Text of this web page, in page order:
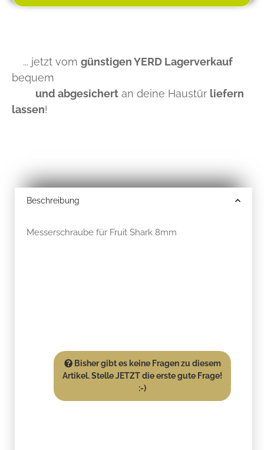
... jetzt vom günstigen YERD Lagerverkauf
bequem
und abgesichert an deine Haustür liefern
lassen!
Beschreibung
Messerschraube für Fruit Shark 8mm
Bisher gibt es keine Fragen zu diesem
Artikel. Stelle JETZT die erste gute Frage!
:-)